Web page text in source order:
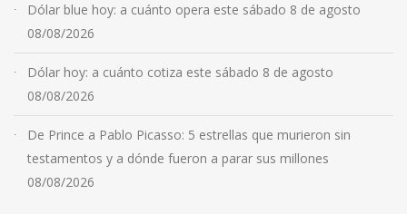
Dólar blue hoy: a cuánto opera este sábado 8 de agosto
08/08/2026
Dólar hoy: a cuánto cotiza este sábado 8 de agosto
08/08/2026
De Prince a Pablo Picasso: 5 estrellas que murieron sin
testamentos y a dónde fueron a parar sus millones
08/08/2026